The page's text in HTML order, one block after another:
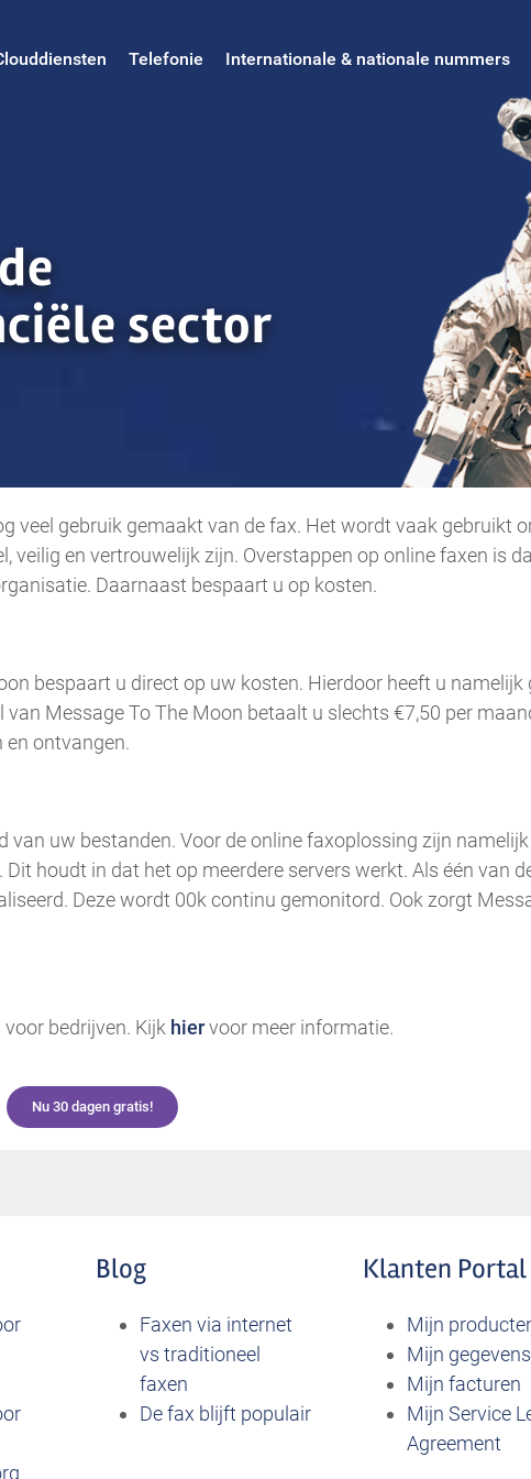
Telefonie Internationale & nationale nummers
sector
veel gebruik gemaakt van de fax. Het wordt vaak gebruikt
veilig en vertrouwelijk zijn. Overstappen op online faxen is
Daarnaast bespaart u op kosten.
bespaart u direct op uw kosten. Hierdoor heeft u namelijk
Message To The Moon betaalt u slechts €7,50 per
en ontvangen.
van uw bestanden. Voor de online faxoplossing zijn
houdt in dat het op meerdere servers werkt. Als één van
Deze wordt 00k continu gemonitord. Ook zorgt
bedrijven. Kijk hiervoor meer informatie.
Nu 30 dagen gratis!
Blog
Faxen via internet
vs traditioneel
faxen
De fax blijft populair
Klanten Portal
Mijn
Mijn gegevens
Mijn facturen
Mijn Service
Agreement